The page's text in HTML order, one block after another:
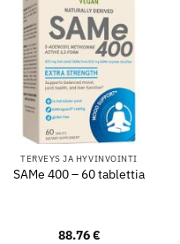
TERVEYS JA HYVINVOINTI
SAMe 400 – 60 tablettia
88.76€